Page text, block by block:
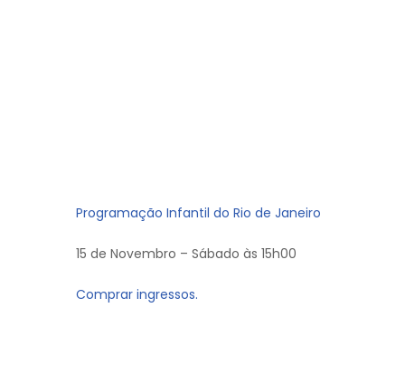
Programação Infantil do Rio de Janeiro
15 de Novembro – Sábado às 15h00
Comprar ingressos.